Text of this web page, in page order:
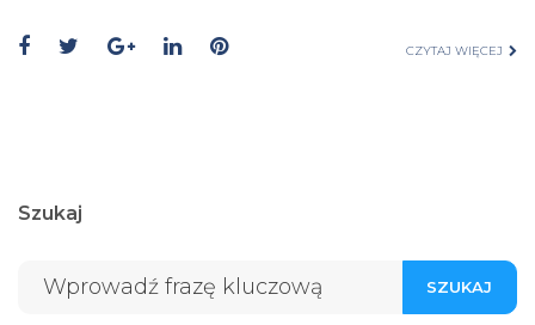
CZYTAJ WIĘCEJ
Szukaj
SZUKAJ